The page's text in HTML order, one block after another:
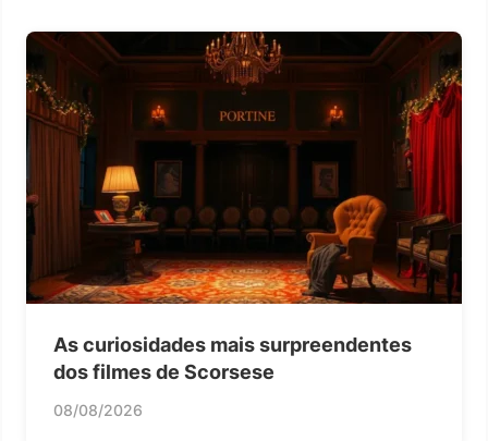
As curiosidades mais surpreendentes
dos filmes de Scorsese
08/08/2026